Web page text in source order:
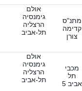
מתנ"ס
קדימה
צורן
אולם
גימנסיה
הרצליה
תל-אביב
מכבי
תל
אביב 5
אולם
גימנסיה
הרצליה
תל-אביב